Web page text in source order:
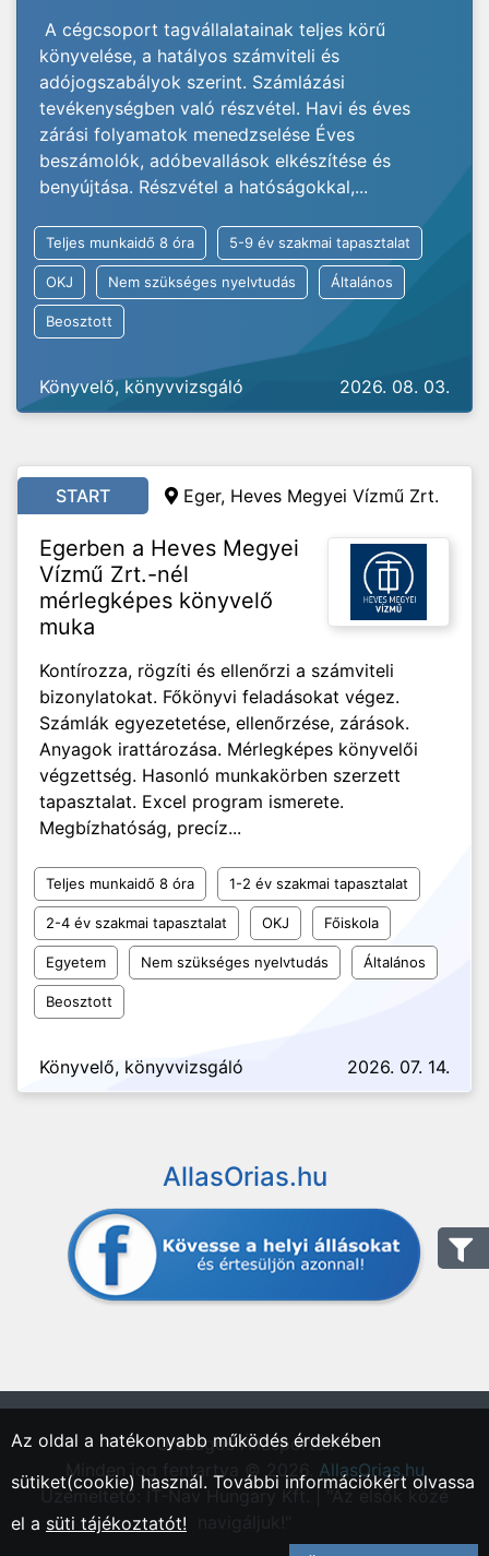
A cégcsoport tagvállalatainak teljes körű
könyvelése, a hatályos számviteli és
adójogszabályok szerint. Számlázási
tevékenységben való részvétel. Havi és éves
zárási folyamatok menedzselése Éves
beszámolók, adóbevallások elkészítése és
benyújtása. Részvétel a hatóságokkal,...
Teljes munkaidő 8 óra 5-9 év szakmai tapasztalat
OKJ Nem szükséges nyelvtudás Általános
Beosztott
Könyvelő, könyvvizsgáló 2026. 08. 03.
START Eger, Heves Megyei Vízmű Zrt.
Egerben a Heves Megyei
Vízmű Zrt.-nél
mérlegképes könyvelő
muka
Kontírozza, rögzíti és ellenőrzi a számviteli
bizonylatokat. Főkönyvi feladásokat végez.
Számlák egyezetetése, ellenőrzése, zárások.
Anyagok irattározása. Mérlegképes könyvelői
végzettség. Hasonló munkakörben szerzett
tapasztalat. Excel program ismerete.
Megbízhatóság, precíz...
Teljes munkaidő 8 óra 1-2 év szakmai tapasztalat
2-4 év szakmai tapasztalat OKJ Főiskola
Egyetem Nem szükséges nyelvtudás Általános
Beosztott
Könyvelő, könyvvizsgáló 2026. 07. 14.
AllasOrias.hu
"Országos Állásportál."
Minden jog fentartva © 2026. AllasOrias.hu
Üzemeltető: IT-Nav Hungary Kft. | "Az elsők közé
Az oldal a hatékonyabb működés érdekében
sütiket(cookie) használ. További információkért olvassa
el a süti tájékoztatót!